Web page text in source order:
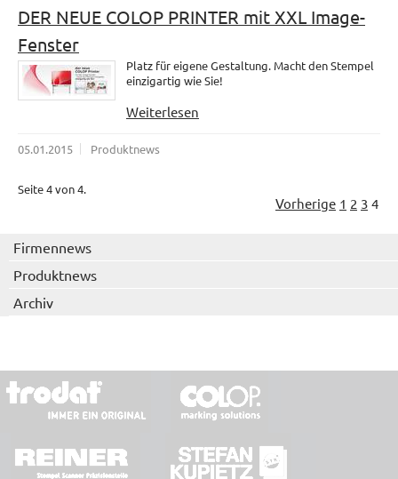
DER NEUE COLOP PRINTER mit XXL Image-
Fenster
Platz für eigene Gestaltung. Macht den Stempel
einzigartig wie Sie!
Weiterlesen
05.01.2015 Produktnews
Seite 4 von 4.
Vorherige 1 2 3 4
Firmennews
Produktnews
Archiv